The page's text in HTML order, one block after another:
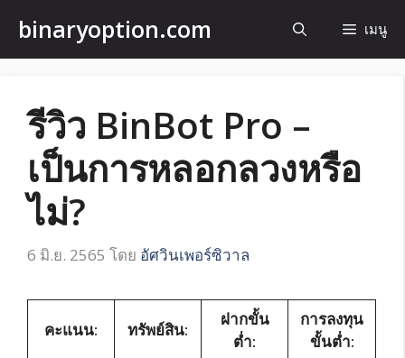
ที่
binaryoption.com เมนู
รีวิว BinBot Pro –
เป็นการหลอกลวงหรือ
ไม่?
6 มิ.ย. 2565 โดย อัศวินเพอร์ซิวาล
คะแนน: ทรัพย์สิน:
ฝากขั้น
ต่ำ:
การลงทุน
ขั้นต่ำ: